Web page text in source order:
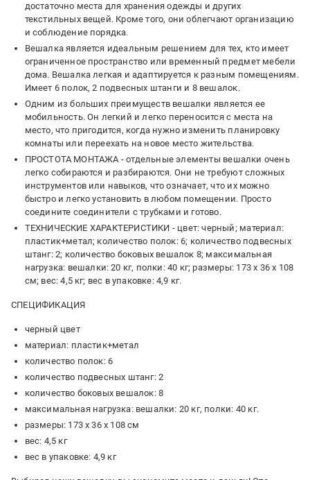
достаточно места для хранения одежды и других
текстильных вещей. Кроме того, они облегчают организацию
и соблюдение порядка.
Вешалка является идеальным решением для тех, кто имеет
ограниченное пространство или временный предмет мебели
дома. Вешалка легкая и адаптируется к разным помещениям.
Имеет 6 полок, 2 подвесных штанги и 8 вешалок.
Одним из больших преимуществ вешалки является ее
мобильность. Он легкий и легко переносится с места на
место, что пригодится, когда нужно изменить планировку
комнаты или переехать на новое место жительства.
ПРОСТОТА МОНТАЖА - отдельные элементы вешалки очень
легко собираются и разбираются. Они не требуют сложных
инструментов или навыков, что означает, что их можно
быстро и легко установить в любом помещении. Просто
соедините соединители с трубками и готово.
ТЕХНИЧЕСКИЕ ХАРАКТЕРИСТИКИ - цвет: черный; материал:
пластик+метал; количество полок: 6; количество подвесных
штанг: 2; количество боковых вешалок 8; максимальная
нагрузка: вешалки: 20 кг, полки: 40 кг; размеры: 173 х 36 х 108
см; вес: 4,5 кг; вес в упаковке: 4,9 кг.
СПЕЦИФИКАЦИЯ
черный цвет
материал: пластик+метал
количество полок: 6
количество подвесных штанг: 2
количество боковых вешалок: 8
максимальная нагрузка: вешалки: 20 кг, полки: 40 кг.
размеры: 173 х 36 х 108 см
вес: 4,5 кг
вес в упаковке: 4,9 кг